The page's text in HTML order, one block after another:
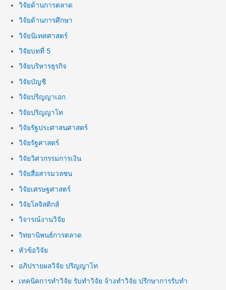
วิจัยด้านการตลาด
วิจัยด้านการศึกษา
วิจัยนิเทศศาสตร์
วิจัยบทที่ 5
วิจัยบริหารธุรกิจ
วิจัยบัญชี
วิจัยปริญญาเอก
วิจัยปริญญาโท
วิจัยรัฐประศาสนศาสตร์
วิจัยรัฐศาสตร์
วิจัยวิศวกรรมการเงิน
วิจัยสื่อสารมวลชน
วิจัยเศรษฐศาสตร์
วิจัยโลจิสติกส์
วิจารณ์งานวิจัย
วิทยานิพนธ์การตลาด
หัวข้อวิจัย
อภิปรายผลวิจัย ปริญญาโท
เทคนิคการทำวิจัย รับทำวิจัย จ้างทำวิจัย ปรึกษาการรับทำ